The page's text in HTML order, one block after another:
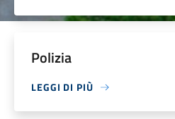
Polizia
LEGGI DI PIÙ